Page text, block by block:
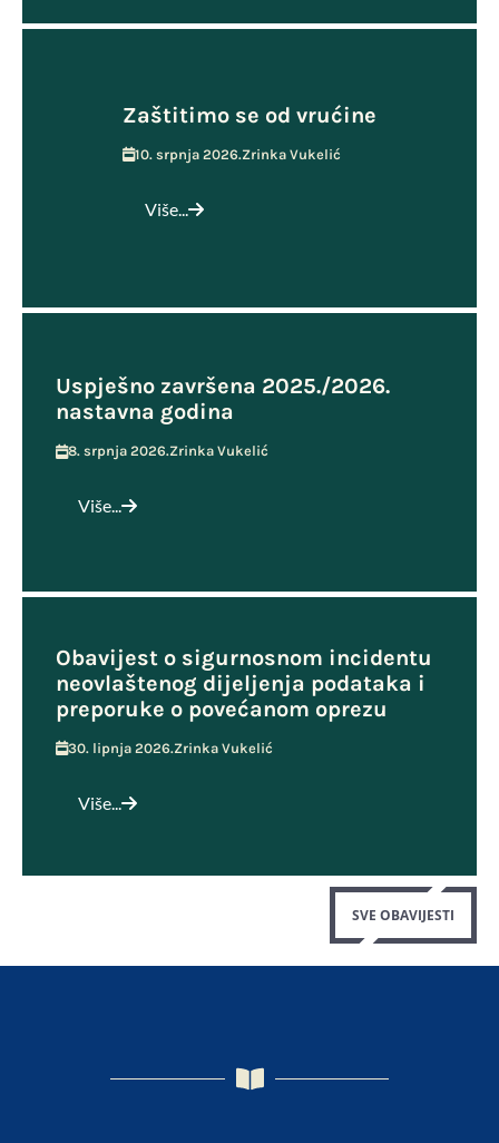
Zaštitimo se od vrućine
10. srpnja 2026.Zrinka Vukelić
Više...
Uspješno završena 2025./2026.
nastavna godina
8. srpnja 2026.Zrinka Vukelić
Više...
Obavijest o sigurnosnom incidentu
neovlaštenog dijeljenja podataka i
preporuke o povećanom oprezu
30. lipnja 2026.Zrinka Vukelić
Više...
SVE OBAVIJESTI